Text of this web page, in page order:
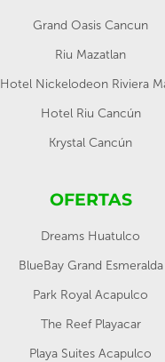
Grand Oasis Cancun
Riu Mazatlan
Hotel Nickelodeon Riviera
Hotel Riu Cancún
Krystal Cancún
OFERTAS
Dreams Huatulco
BlueBay Grand Esmeralda
Park Royal Acapulco
The Reef Playacar
Playa Suites Acapulco